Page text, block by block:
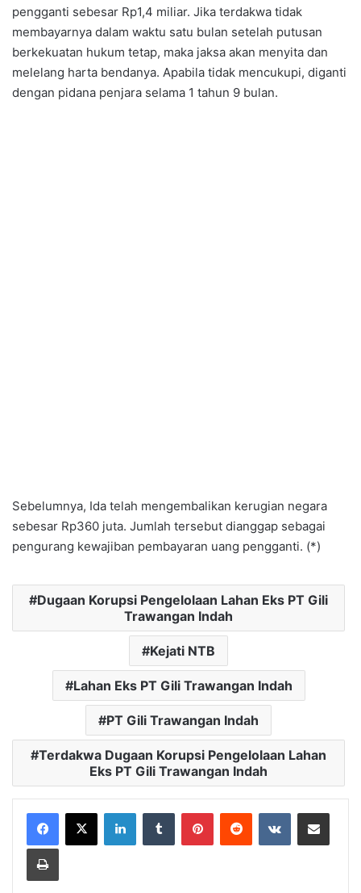
pengganti sebesar Rp1,4 miliar. Jika terdakwa tidak
membayarnya dalam waktu satu bulan setelah putusan
berkekuatan hukum tetap, maka jaksa akan menyita dan
melelang harta bendanya. Apabila tidak mencukupi, diganti
dengan pidana penjara selama 1 tahun 9 bulan.
Sebelumnya, Ida telah mengembalikan kerugian negara
sebesar Rp360 juta. Jumlah tersebut dianggap sebagai
pengurang kewajiban pembayaran uang pengganti. (*)
Dugaan Korupsi Pengelolaan Lahan Eks PT Gili
Trawangan Indah
Kejati NTB
Lahan Eks PT Gili Trawangan Indah
PT Gili Trawangan Indah
Terdakwa Dugaan Korupsi Pengelolaan Lahan
Eks PT Gili Trawangan Indah
LinkedInTumblr PinterestReddit VKontakteBagikan Lewat Email
Cetak